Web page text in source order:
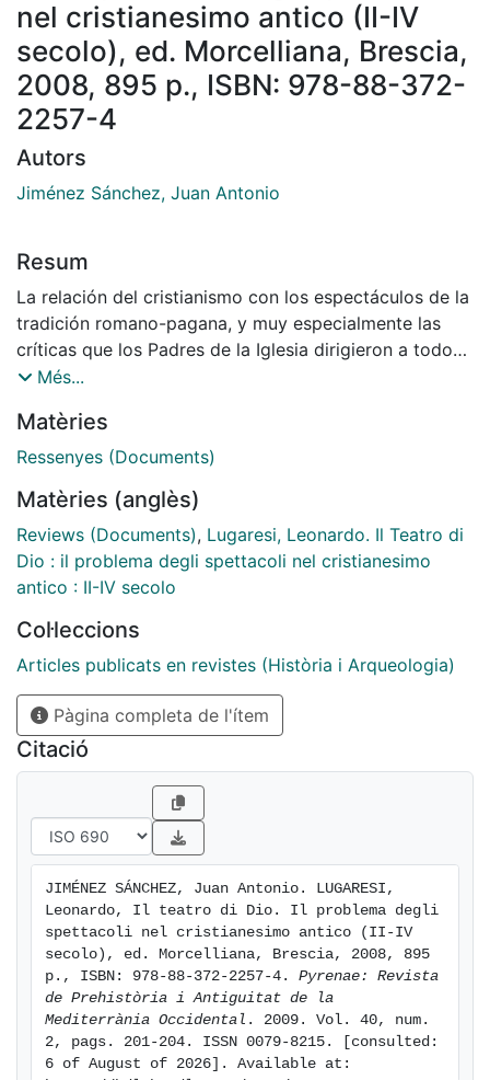
nel cristianesimo antico (II-IV
secolo), ed. Morcelliana, Brescia,
2008, 895 p., ISBN: 978-88-372-
2257-4
Autors
Jiménez Sánchez, Juan Antonio
Resum
La relación del cristianismo con los espectáculos de la
tradición romano-pagana, y muy especialmente las
críticas que los Padres de la Iglesia dirigieron a todo
tipo de manifestación lúdica, constituye un tema
cuarenta años ha generado la publicación de
importantes monografías consagradas a este sujeto.
1972, del célebre libro de Werner Weismann, Kirche
und Schauspiele. Die Schauspiele im Urteil der
lateinischen Kirchenväter unter besonderer
Berücksichtigung vom Augustin. Posteriormente han
cuestión.
Més...
Matèries
Ressenyes (Documents)
Matèries (anglès)
Reviews (Documents), Lugaresi, Leonardo. Il Teatro di
Dio : il problema degli spettacoli nel cristianesimo
antico : II-IV secolo
Col·leccions
Articles publicats en revistes (Història i Arqueologia)
Pàgina completa de l'ítem
Citació
JIMÉNEZ SÁNCHEZ, Juan Antonio. LUGARESI,
Leonardo, Il teatro di Dio. Il problema degli
spettacoli nel cristianesimo antico (II-IV
secolo), ed. Morcelliana, Brescia, 2008, 895
p., ISBN: 978-88-372-2257-4. Pyrenae: Revista
de Prehistòria i Antiguitat de la
Mediterrània Occidental . 2009. Vol. 40, num.
2, pags. 201-204. ISSN 0079-8215. [consulted:
6 of August of 2026]. Available at: